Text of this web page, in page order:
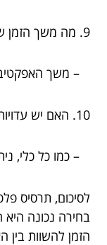
9. מה משך הזמן של תרסיס פלפל?
– משך
10. האם יש עדויות לשימוש לרעה?
– כמו כל כלי,
לסיכום, תרסיס
בחירה נכונה
הזמן להשוות בין